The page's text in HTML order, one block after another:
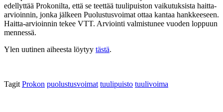
edellyttää Prokonilta, että se teettää tuulipuiston vaikutuksista haitta-
arvioinnin, jonka jälkeen Puolustusvoimat ottaa kantaa hankkeeseen.
Haitta-arvioinnin tekee VTT. Arviointi valmistunee vuoden loppuun
mennessä.
Ylen uutinen aiheesta löytyy tästä.
Tagit Prokon puolustusvoimat tuulipuisto tuulivoima